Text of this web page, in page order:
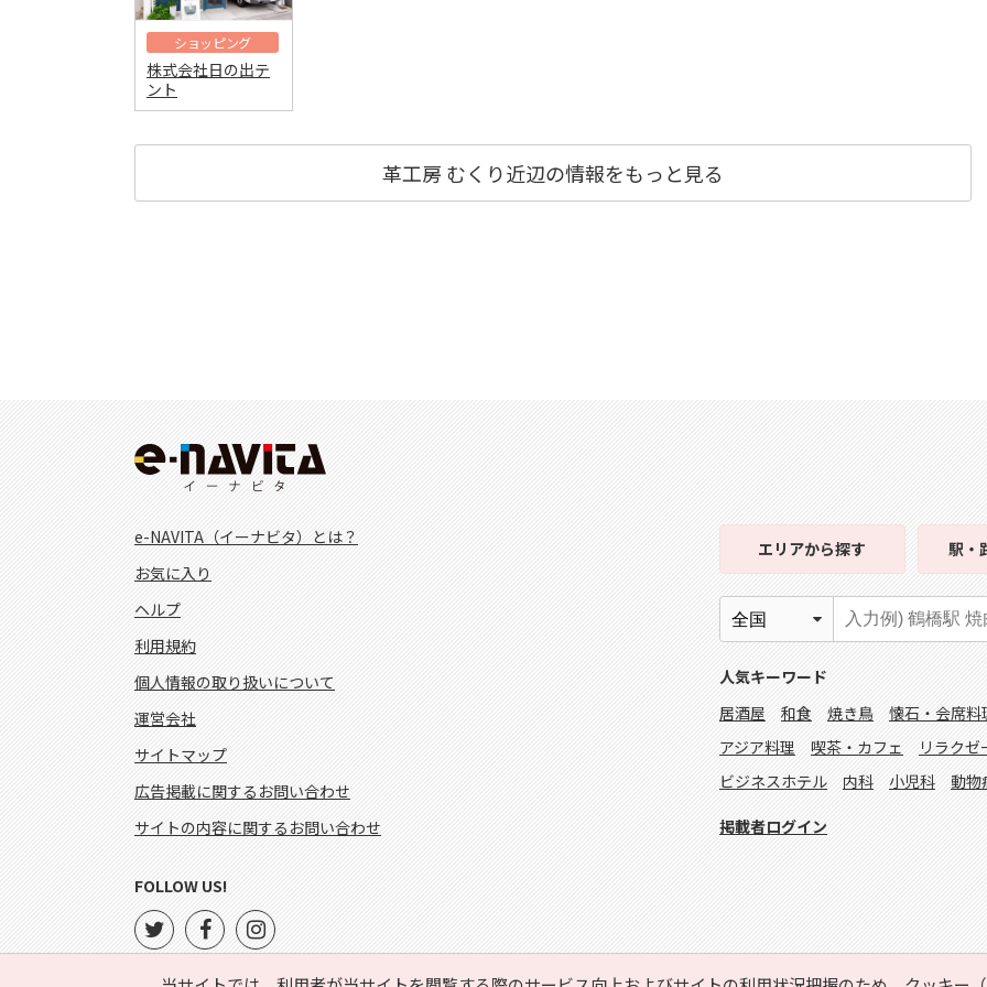
ショッピング
株式会社日の出テ
ント
革工房 むくり近辺の情報をもっと見る
e-NAVITA（イーナビタ）とは？
お気に入り
ヘルプ
利用規約
個人情報の取り扱いについて
運営会社
サイトマップ
広告掲載に関するお問い合わせ
サイトの内容に関するお問い合わせ
エリアから探す 駅・
人気キーワード
居酒屋
和食 焼き鳥 懐石・会席料
アジア料理
喫茶・カフェ リラクゼ
ビジネスホテル
内科 小児科 動物
掲載者ログイン
FOLLOW US!